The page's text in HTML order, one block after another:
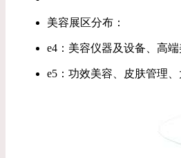
美容展区分布：
e4：美容仪器及设备、高
e5：功效美容、皮肤管理